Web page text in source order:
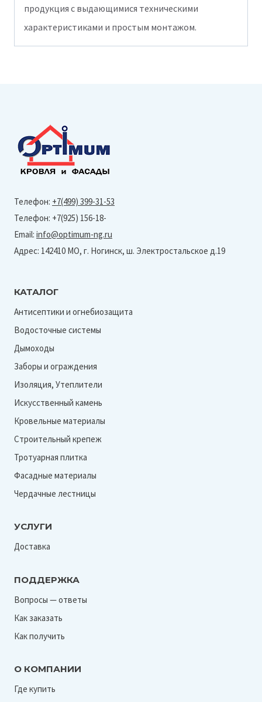
продукция с выдающимися техническими
характеристиками и простым монтажом.
Телефон: +7(499) 399-31-53
Телефон: +7(925) 156-18-
Email: info@optimum-ng.ru
Адрес: 142410 МО, г. Ногинск, ш. Электростальское д.19
КАТАЛОГ
Антисептики и огнебиозащита
Водосточные системы
Дымоходы
Заборы и ограждения
Изоляция, Утеплители
Искусственный камень
Кровельные материалы
Строительный крепеж
Тротуарная плитка
Фасадные материалы
Чердачные лестницы
УСЛУГИ
Доставка
ПОДДЕРЖКА
Вопросы — ответы
Как заказать
Как получить
О КОМПАНИИ
Где купить